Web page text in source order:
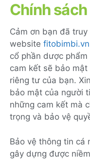
Chính
Cảm ơn bạn đã truy
website fitobimbi.vn
cổ phần dược
cam kết sẽ bảo
riêng tư của bạn.
bảo mật của người
những cam kết mà
trọng và bảo vệ
Bảo vệ thông tin cá
gây dựng được